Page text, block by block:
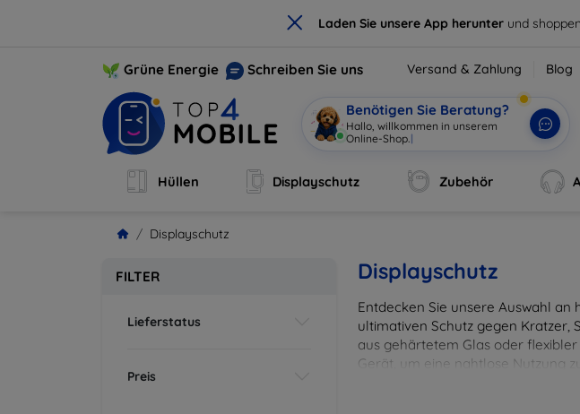
× Laden Sie unsere App herunter und
Grüne Energie Schreiben Sie uns Versand & Zahlung Blog
Benötigen Sie Beratung?
Hal|
Hüllen Displayschutz Zubehör
Displayschutz
FILTER
Lieferstatus
Preis
Displayschutz
Entdecken Sie unsere Auswahl
ultimativen Schutz gegen Kratzer,
aus gehärtetem Glas oder
Gerät, um eine nahtlose Nutzung